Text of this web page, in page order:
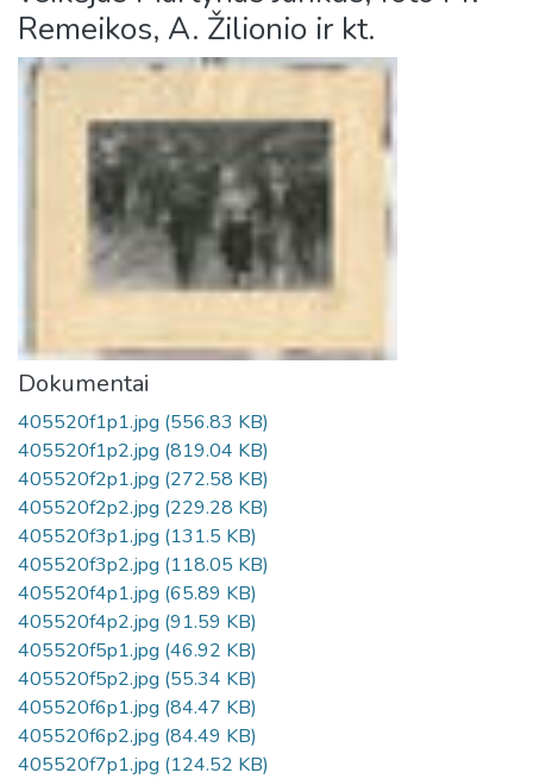
Remeikos, A. Žilionio ir kt.
Dokumentai
405520f1p1.jpg (556.83 KB)
405520f1p2.jpg (819.04 KB)
405520f2p1.jpg (272.58 KB)
405520f2p2.jpg (229.28 KB)
405520f3p1.jpg (131.5 KB)
405520f3p2.jpg (118.05 KB)
405520f4p1.jpg (65.89 KB)
405520f4p2.jpg (91.59 KB)
405520f5p1.jpg (46.92 KB)
405520f5p2.jpg (55.34 KB)
405520f6p1.jpg (84.47 KB)
405520f6p2.jpg (84.49 KB)
405520f7p1.jpg (124.52 KB)